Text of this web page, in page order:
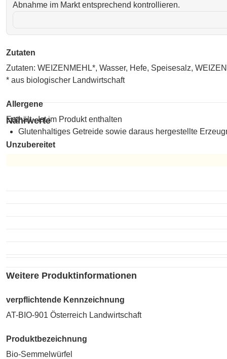
Abnahme im Markt entsprechend kontrollieren.
Zutaten
Zutaten: WEIZENMEHL*, Wasser, Hefe, Speisesalz,
* aus biologischer Landwirtschaft
Allergene
Enthält - Ist im Produkt enthalten
Glutenhaltiges Getreide sowie daraus hergestellte
Nährwerte
Unzubereitet
Weitere Produktinformationen
verpflichtende Kennzeichnung
AT-BIO-901 Österreich Landwirtschaft
Produktbezeichnung
Bio-Semmelwürfel